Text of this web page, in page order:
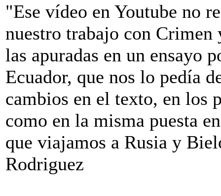
"Ese vídeo en Youtube no
nuestro trabajo con Crimen
las apuradas en un ensayo
Ecuador, que nos lo pedía
cambios en el texto, en los
como en la misma puesta
que viajamos a Rusia y
Rodriguez